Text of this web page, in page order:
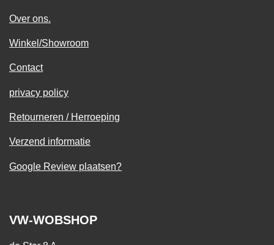
Over ons.
Winkel/Showroom
Contact
privacy policy
Retourneren / Herroeping
Verzend informatie
Google Review plaatsen?
VW-WOBSHOP